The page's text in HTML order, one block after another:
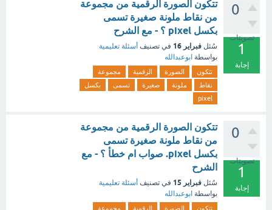
0
تصويتات
1
إجابة
تتكون الصورة الرقمية من مجموعة
من نقاط ملونة صغيرة تسمى
بكسل pixel ؟ - مع الشرح
سُئل فبراير 16 في تصنيف أسئلة تعليمية
بواسطة ابوعبدالله
تتكون الصورة الرقمية
مجموعة
نقاط
ملونة صغيرة تسمى
بكسل
pixel
0
تصويتات
1
إجابة
تتكون الصورة الرقمية من مجموعة
من نقاط ملونة صغيرة تسمى
بكسل pixel. صواب ام خطأ ؟ - مع
الشرح
سُئل فبراير 15 في تصنيف أسئلة تعليمية
بواسطة ابوعبدالله
تتكون الصورة الرقمية مجموعة